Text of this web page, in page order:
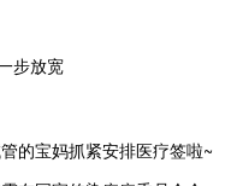
步放宽